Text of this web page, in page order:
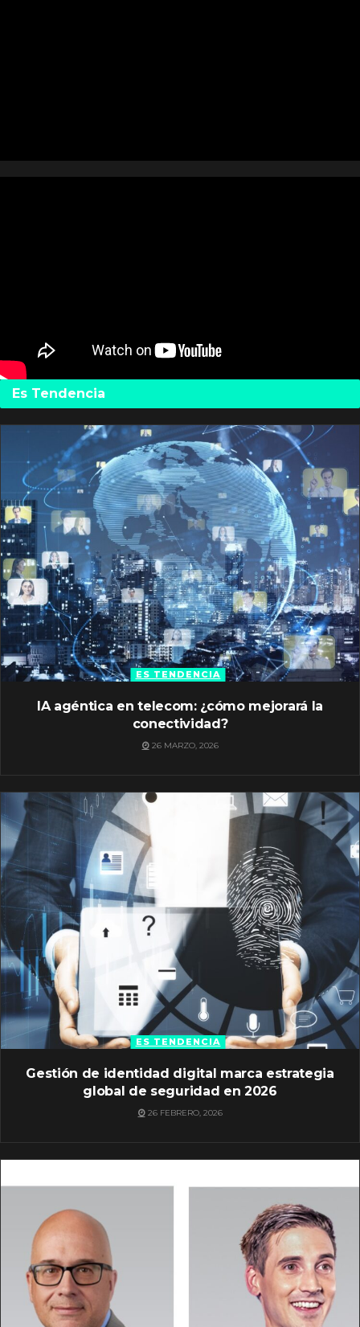
Es Tendencia
ES TENDENCIA
IA agéntica en telecom: ¿cómo mejorará la
conectividad?
26 MARZO, 2026
ES TENDENCIA
Gestión de identidad digital marca estrategia
global de seguridad en 2026
26 FEBRERO, 2026